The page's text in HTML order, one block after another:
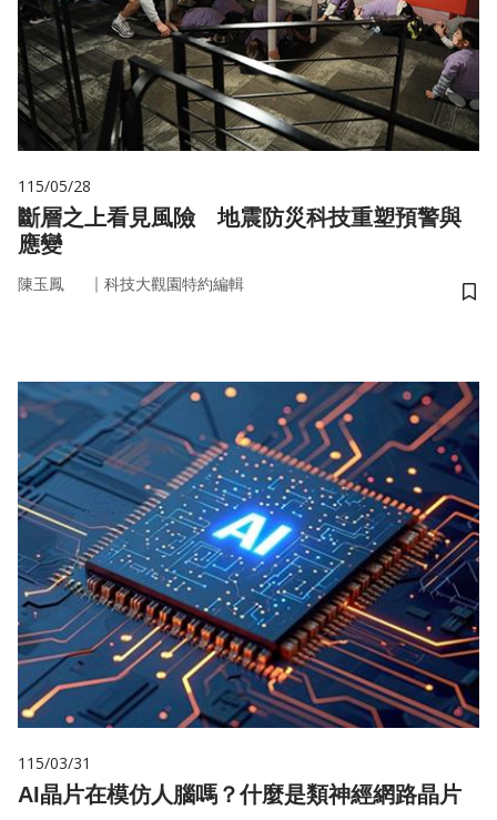
115/05/28
斷層之上看見風險 地震防災科技重塑預警與
應變
陳玉鳳 ｜ 科技大觀園特約編輯
儲
115/03/31
AI晶片在模仿人腦嗎？什麼是類神經網路晶片